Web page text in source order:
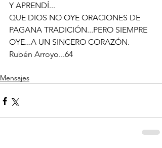
Y APRENDÍ...
QUE DIOS NO OYE ORACIONES DE
PAGANA TRADICIÓN...PERO SIEMPRE
OYE...A UN SINCERO CORAZÓN.
Rubén Arroyo...64
Mensajes